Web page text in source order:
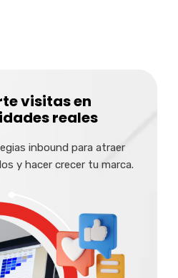
visitas en
reales
inbound para atraer
y hacer crecer tu marca.